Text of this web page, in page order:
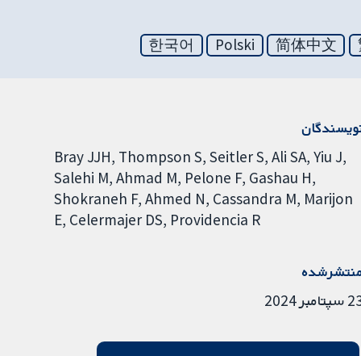
简体中文
Polski
한국어
Bray JJH Thompson S Seitler S Ali SA Yiu J
Salehi M Ahmad M Pelone F Gashau H
Shokraneh F Ahmed N Cassandra M Marijon
E Celermajer DS Providencia R
2024